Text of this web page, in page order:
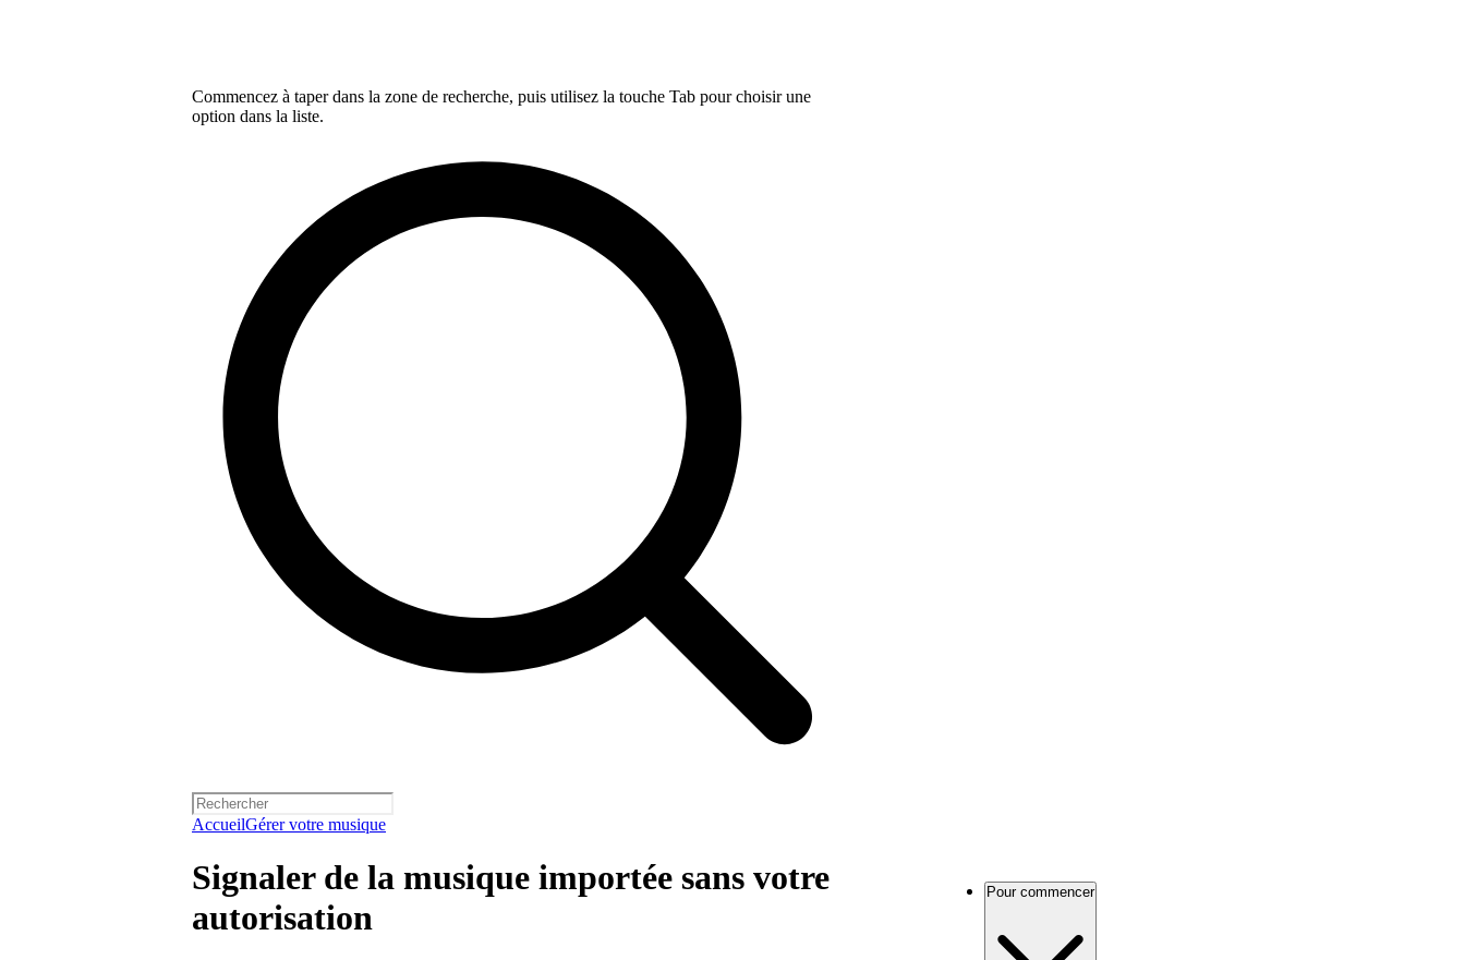
Commencez à taper dans la zone de recherche, puis utilisez la touche Tab pour choisir une
option dans la liste.
AccueilGérer votre musique
Signaler de la musique importée sans votre
autorisation
Pour commencer